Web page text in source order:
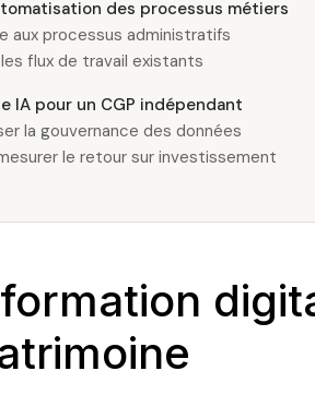
des processus métiers
aux processus administratifs
flux de travail existants
IA pour un CGP indépendant
la gouvernance des données
le retour sur investissement